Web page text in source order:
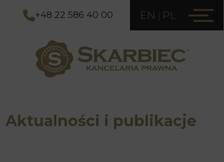
+48 22 586 40 00 EN PL
Aktualności i publikacje